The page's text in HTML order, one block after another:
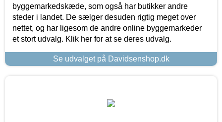
byggemarkedskæde, som også har butikker andre
steder i landet. De sælger desuden rigtig meget over
nettet, og har ligesom de andre online byggemarkeder
et stort udvalg. Klik her for at se deres udvalg.
Se udvalget på Davidsenshop.dk